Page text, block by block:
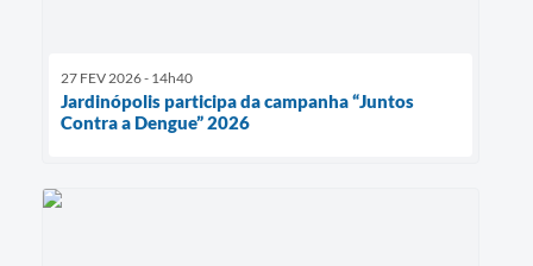
27 FEV 2026 - 14h40
Jardinópolis participa da campanha “Juntos
Contra a Dengue” 2026